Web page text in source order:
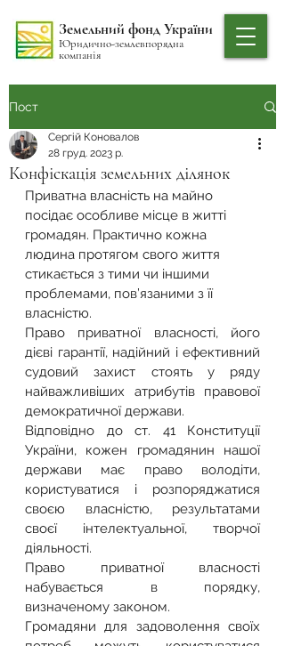
Земельний фонд України
Юридично-землевпорядна
компанія
Пост
Конфіскація земельних ділянок
Сергій Коновалов
28 груд. 2023 р.
Приватна власність на майно
посідає особливе місце в житті
громадян. Практично кожна
людина протягом свого життя
стикається з тими чи іншими
проблемами, пов’язаними з її
власністю.
Право приватної власності, його
дієві гарантії, надійний і ефективний
судовий захист стоять у ряду
найважливіших атрибутів правової
демократичної держави.
Відповідно до ст. 41 Конституції
України, кожен громадянин нашої
держави має право володіти,
користуватися і розпоряджатися
своєю власністю, результатами
своєї інтелектуальної, творчої
діяльності.
Право приватної власності
набувається в порядку,
визначеному законом.
Громадяни для задоволення своїх